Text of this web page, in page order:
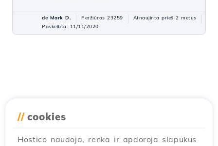
de Mark D. Peržiūros 23259
Atnaujinta prieš 2 metus
Paskelbta: 11/11/2020
// cookies
Hostico naudoja, renka ir apdoroja slapukus